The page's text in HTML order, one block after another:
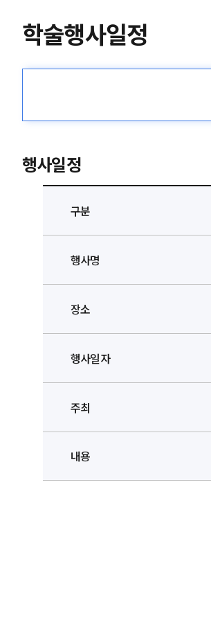
학술행사일정
행사일정
구분
행사명
장소
행사일자
주최
내용